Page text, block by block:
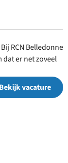
RCN Belledonne
er net zoveel
Bekijk vacature